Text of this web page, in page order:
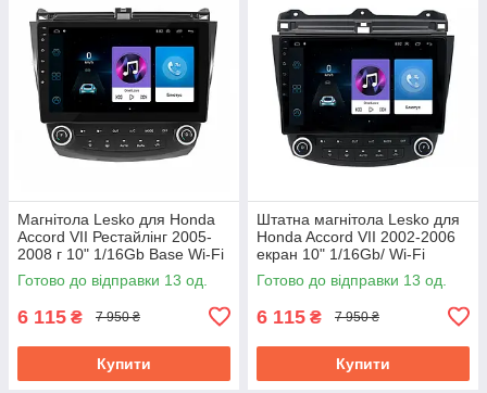
Магнітола Lesko для Honda
Accord VII Рестайлінг 2005-
2008 г 10" 1/16Gb Base Wi-Fi
Android GPS Хонда Аккорд
Готово до відправки 13 од.
6 115 ₴ 7 950 ₴
Купити
Штатна магнітола Lesko для
Honda Accord VII 2002-2006
екран 10" 1/16Gb/ Wi-Fi
клімат контроль Android Base
Готово до відправки 13 од.
6 115 ₴ 7 950 ₴
Купити